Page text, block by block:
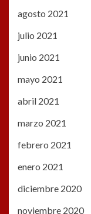
agosto 2021
julio 2021
junio 2021
mayo 2021
abril 2021
marzo 2021
febrero 2021
enero 2021
diciembre 2020
noviembre 2020